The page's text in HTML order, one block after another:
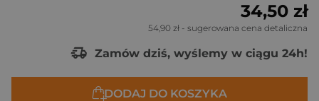
34,50 zł
54,90 zł - sugerowana cena detaliczna
Zamów dziś, wyślemy w ciągu 24h!
DODAJ DO KOSZYKA